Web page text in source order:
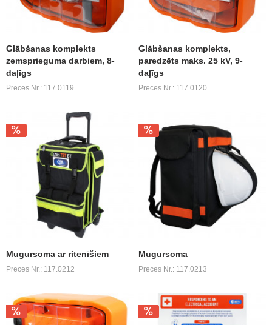
Glābšanas komplekts
zemsprieguma darbiem, 8-
daļīgs
Preces Nr.: 117.0119
Glābšanas komplekts,
paredzēts maks. 25 kV, 9-
daļīgs
Preces Nr.: 117.0120
Mugursoma ar ritenīšiem
Preces Nr.: 117.0212
Mugursoma
Preces Nr.: 117.0213